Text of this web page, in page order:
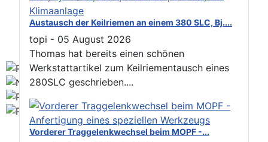
Austausch der Keilriemen an einem 380 SLC, Bj....
topi - 05 August 2026
Thomas hat bereits einen schönen
Werkstattartikel zum Keilriementausch eines
280SLC geschrieben....
Vorderer Traggelenkwechsel beim MOPF -...